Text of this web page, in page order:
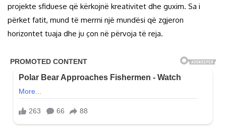
projekte sfiduese që kërkojnë kreativitet dhe guxim. Sa i
përket fatit, mund të merrni një mundësi që zgjeron
horizontet tuaja dhe ju çon në përvoja të reja.